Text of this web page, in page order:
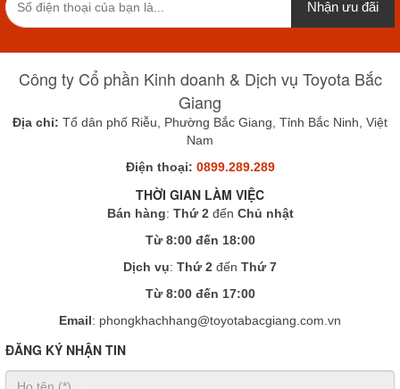
Nhận ưu đãi
Công ty Cổ phần Kinh doanh & Dịch vụ Toyota Bắc
Giang
Địa chỉ: Tổ dân phố Riễu, Phường Bắc Giang, Tỉnh Bắc Ninh, Việt
Nam
Điện thoại: 0899.289.289
THỜI GIAN LÀM VIỆC
Bán hàng: Thứ 2đến Chủ nhật
Từ 8:00 đến 18:00
Dịch vụ: Thứ 2 đến Thứ 7
Từ 8:00 đến 17:00
Email: phongkhachhang@toyotabacgiang.com.vn
ĐĂNG KÝ NHẬN TIN